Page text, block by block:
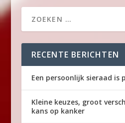
RECENTE BERICHTEN
Een persoonlijk sieraad is
Kleine keuzes, groot
kans op kanker